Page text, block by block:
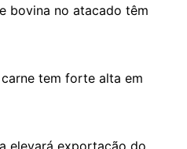
bovina no atacado têm
tem forte alta em
elevará exportação do